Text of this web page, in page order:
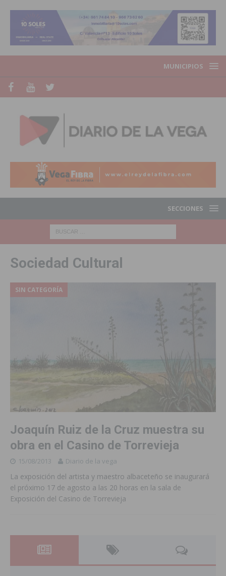
MUNICIPIOS
SECCIONES
Sociedad Cultural
SIN CATEGORÍA
Joaquín Ruiz de la Cruz muestra su
obra en el Casino de Torrevieja
15/08/2013 Diario de la vega
La exposición del artista y maestro albaceteño se inaugurará
el próximo 17 de agosto a las 20 horas en la sala de
Exposición del Casino de Torrevieja